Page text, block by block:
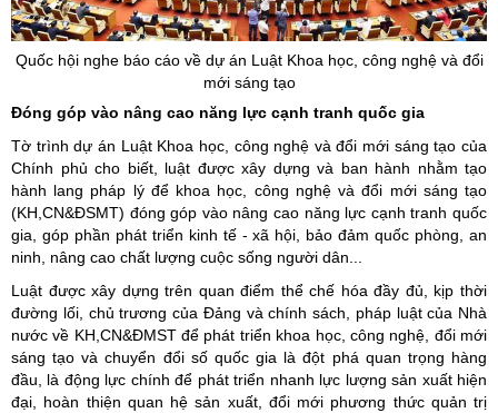
Quốc hội nghe báo cáo về dự án Luật Khoa học, công nghệ và đổi
mới sáng tạo
Đóng góp vào nâng cao năng lực cạnh tranh quốc gia
Tờ trình dự án Luật Khoa học, công nghệ và đổi mới sáng tạo của
Chính phủ cho biết, luật được xây dựng và ban hành nhằm tạo
hành lang pháp lý để khoa học, công nghệ và đổi mới sáng tạo
(KH,CN&ĐSMT) đóng góp vào nâng cao năng lực cạnh tranh quốc
gia, góp phần phát triển kinh tế - xã hội, bảo đảm quốc phòng, an
ninh, nâng cao chất lượng cuộc sống người dân...
Luật được xây dựng trên quan điểm thể chế hóa đầy đủ, kịp thời
đường lối, chủ trương của Đảng và chính sách, pháp luật của Nhà
nước về KH,CN&ĐMST để phát triển khoa học, công nghệ, đổi mới
sáng tạo và chuyển đổi số quốc gia là đột phá quan trọng hàng
đầu, là động lực chính để phát triển nhanh lực lượng sản xuất hiện
đại, hoàn thiện quan hệ sản xuất, đổi mới phương thức quản trị